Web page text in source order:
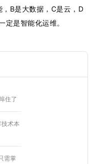
B是大数据，C是云，D
是智能化运维。
住了
术本
需掌